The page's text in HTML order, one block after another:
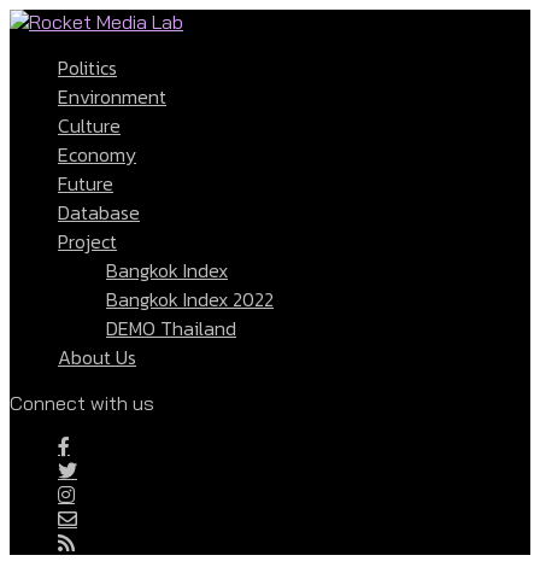
Politics
Environment
Culture
Economy
Future
Database
Project
Bangkok Index
Bangkok Index 2022
DEMO Thailand
About Us
Connect with us